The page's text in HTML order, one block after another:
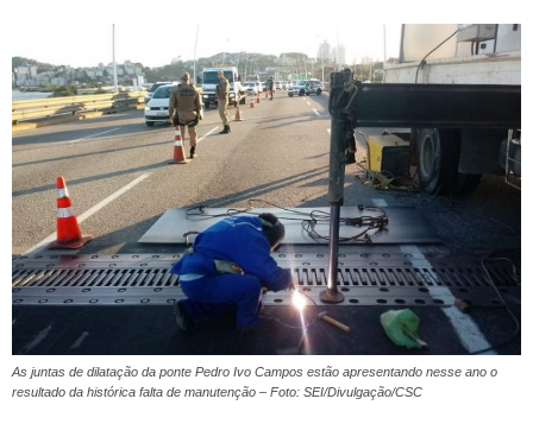
As juntas de dilatação da ponte Pedro Ivo Campos estão apresentando nesse ano o
resultado da histórica falta de manutenção – Foto: SEI/Divulgação/CSC